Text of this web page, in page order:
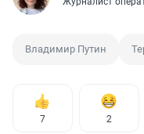
Владимир Путин
7 2